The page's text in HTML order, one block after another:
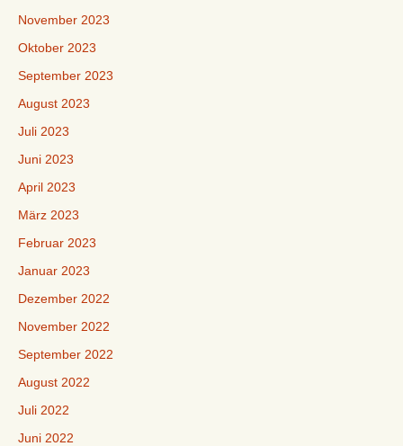
November 2023
Oktober 2023
September 2023
August 2023
Juli 2023
Juni 2023
April 2023
März 2023
Februar 2023
Januar 2023
Dezember 2022
November 2022
September 2022
August 2022
Juli 2022
Juni 2022